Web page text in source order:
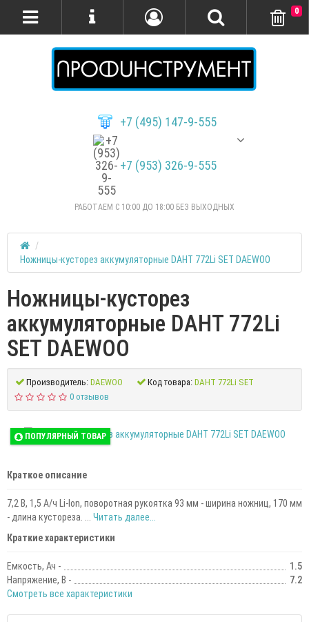
+7 (495) 147-9-555
+7 (953) 326-9-555
РАБОТАЕМ С 10:00 ДО 18:00 БЕЗ ВЫХОДНЫХ
0
Ножницы-кусторез аккумуляторные DAHT 772Li SET DAEWOO
Ножницы-кусторез
аккумуляторные DAHT 772Li
SET DAEWOO
Производитель: DAEWOO Код товара: DAHT 772Li SET
0 отзывов
ПОПУЛЯРНЫЙ ТОВАР
Краткое описание
7,2 В, 1,5 А/ч Li-Ion, поворотная рукоятка 93 мм - ширина ножниц, 170 мм
- длина кустореза. ... Читать далее...
Краткие характеристики
Емкость, Ач -
1.5
Напряжение, В -
7.2
Смотреть все характеристики